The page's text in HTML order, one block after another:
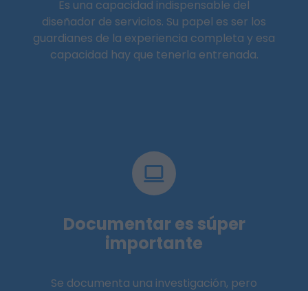
Es una capacidad indispensable del
diseñador de servicios. Su papel es ser los
guardianes de la experiencia completa y esa
capacidad hay que tenerla entrenada.
Documentar es súper
importante
Se documenta una investigación, pero